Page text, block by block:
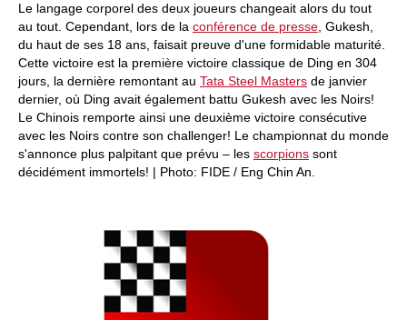
Le langage corporel des deux joueurs changeait alors du tout
au tout. Cependant, lors de la conférence de presse , Gukesh,
du haut de ses 18 ans, faisait preuve d'une formidable maturité.
Cette victoire est la première victoire classique de Ding en 304
jours, la dernière remontant au Tata Steel Masters de janvier
dernier, où Ding avait également battu Gukesh avec les Noirs!
Le Chinois remporte ainsi une deuxième victoire consécutive
avec les Noirs contre son challenger! Le championnat du monde
s'annonce plus palpitant que prévu – les scorpions sont
décidément immortels! | Photo: FIDE / Eng Chin An.